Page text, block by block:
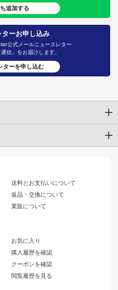
追加する
ターお申し込み
公式メールニュースレター
信」をお届けします。
ターを申し込む
送料とお支払いについて
返品・交換について
業販について
お気に入り
購入履歴を確認
クーポンを確認
閲覧履歴を見る
アリスト
ソアラ
アルテッツァ
ワンビア
レーシングライン
アタックライン
ストリームライン